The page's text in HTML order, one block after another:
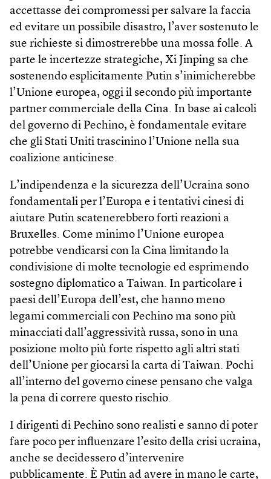
accettasse dei compromessi per salvare la faccia
ed evitare un possibile disastro, l’aver sostenuto le
sue richieste si dimostrerebbe una mossa folle. A
parte le incertezze strategiche, Xi Jinping sa che
sostenendo esplicitamente Putin s’inimicherebbe
l’Unione europea, oggi il secondo più importante
partner commerciale della Cina. In base ai calcoli
del governo di Pechino, è fondamentale evitare
che gli Stati Uniti trascinino l’Unione nella sua
coalizione anticinese.
L’indipendenza e la sicurezza dell’Ucraina sono
fondamentali per l’Europa e i tentativi cinesi di
aiutare Putin scatenerebbero forti reazioni a
Bruxelles. Come minimo l’Unione europea
potrebbe vendicarsi con la Cina limitando la
condivisione di molte tecnologie ed esprimendo
sostegno diplomatico a Taiwan. In particolare i
paesi dell’Europa dell’est, che hanno meno
legami commerciali con Pechino ma sono più
minacciati dall’aggressività russa, sono in una
posizione molto più forte rispetto agli altri stati
dell’Unione per giocarsi la carta di Taiwan. Pochi
all’interno del governo cinese pensano che valga
la pena di correre questo rischio.
I dirigenti di Pechino sono realisti e sanno di poter
fare poco per influenzare l’esito della crisi ucraina,
anche se decidessero d’intervenire
pubblicamente. È Putin ad avere in mano le carte,